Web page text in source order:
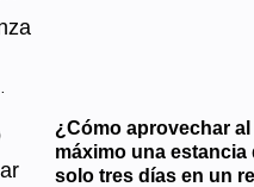
¿Cómo aprovechar al
máximo una estancia
solo tres días en un